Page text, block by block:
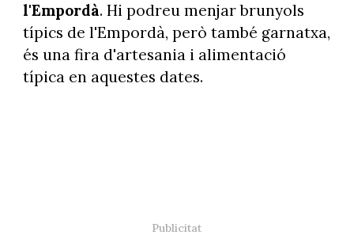
l'Empordà. Hi podreu menjar brunyols
típics de l'Empordà, però també garnatxa,
és una fira d'artesania i alimentació
típica en aquestes dates.